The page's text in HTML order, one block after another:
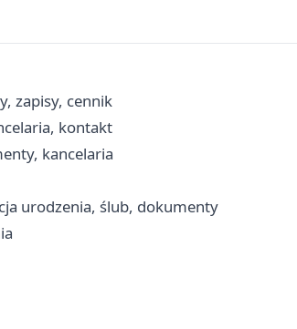
zapisy, cennik
kontakt
kancelaria
urodzenia, ślub, dokumenty